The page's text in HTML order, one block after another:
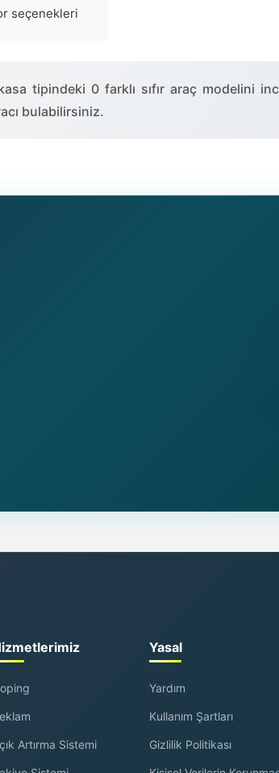
seçenekleri
tipindeki 0 farklı sıfır araç modelini
bulabilirsiniz.
Artırma Sistemi
Yasal
Yardım
Kullanım Şartları
Gizlilik Politikası